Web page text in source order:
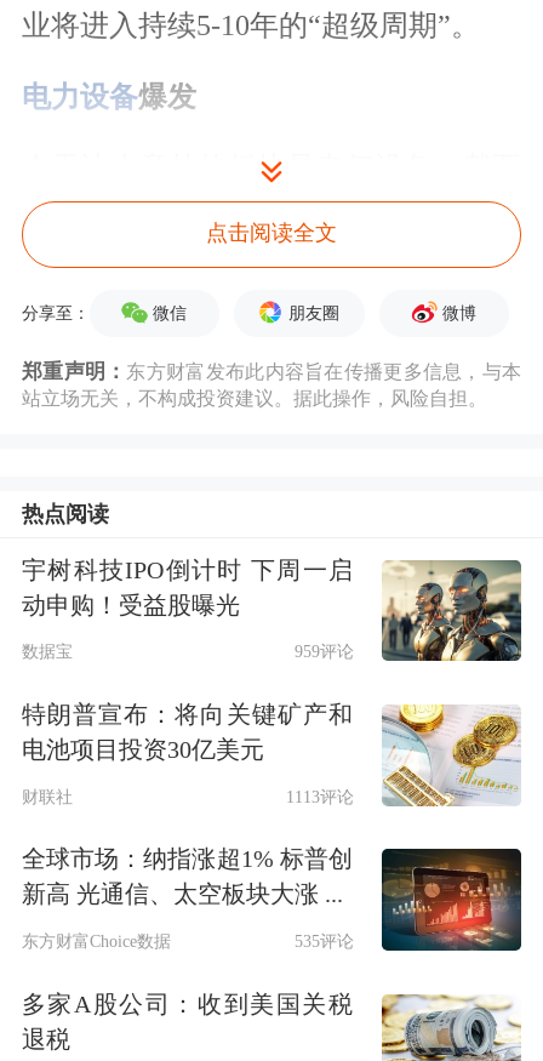
业将进入持续5-10年的“超级周期”。
电力设备爆发
今天让人意外的板块是电气设备。截至
13:30，灿能电力30%涨停，亿能电力涨
超20%，双杰电气、阿特斯、众智科
技、金冠电器、中能电气20%涨停，
盘科技 涨超18%。整体来看，板块内近
30股涨停或涨超10%。
点击阅读全文
分享至： 微信 朋友圈 微博
郑重声明： 东方财富发布此内容旨在传播更多信息，与本
站立场无关，不构成投资建议。据此操作，风险自担。
热点阅读
宇树科技IPO倒计时 下周一启
动申购！受益股曝光
数据宝 959评论
特朗普宣布：将向关键矿产和
电池项目投资30亿美元
财联社 1113评论
全球市场：纳指涨超1% 标普创
新高 光通信、太空板块大涨 ...
东方财富Choice数据 535评论
多家A股公司：收到美国关税
退税